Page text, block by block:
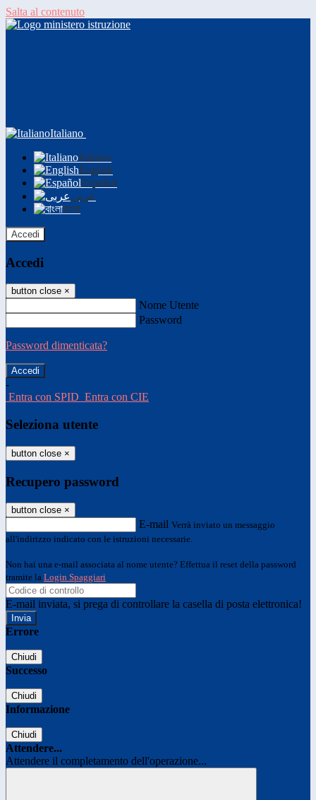
Salta al contenuto
Italiano
Italiano
English
Español
عربى
বাংলা
Accedi
Accedi
button close ×
Nome Utente
Password
Password dimenticata?
-
Entra con SPID Entra con CIE
Seleziona utente
button close ×
Recupero password
button close ×
E-mail Verrà inviato un messaggio
all'indirizzo indicato con le istruzioni necessarie.
Non hai una e-mail associata al nome utente? Effettua il reset della password
tramite la Login Spaggiari
E-mail inviata, si prega di controllare la casella di posta elettronica!
Errore
Chiudi
Successo
Chiudi
Informazione
Chiudi
Attendere...
Attendere il completamento dell'operazione...